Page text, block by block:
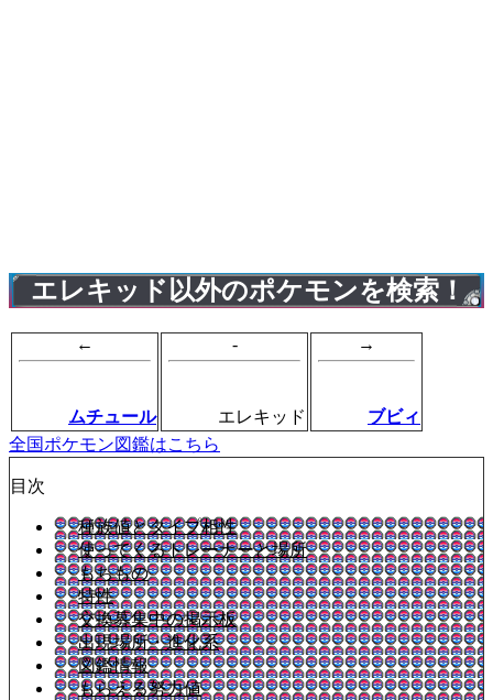
エレキッド以外のポケモンを検索！
←
ムチュール
-
エレキッド
→
ブビィ
全国ポケモン図鑑はこちら
目次
種族値とタイプ相性
使ってくるトレーナーと場所
もちもの
特性
交換募集中の掲示板
出現場所・進化系
図鑑情報
もらえる努力値